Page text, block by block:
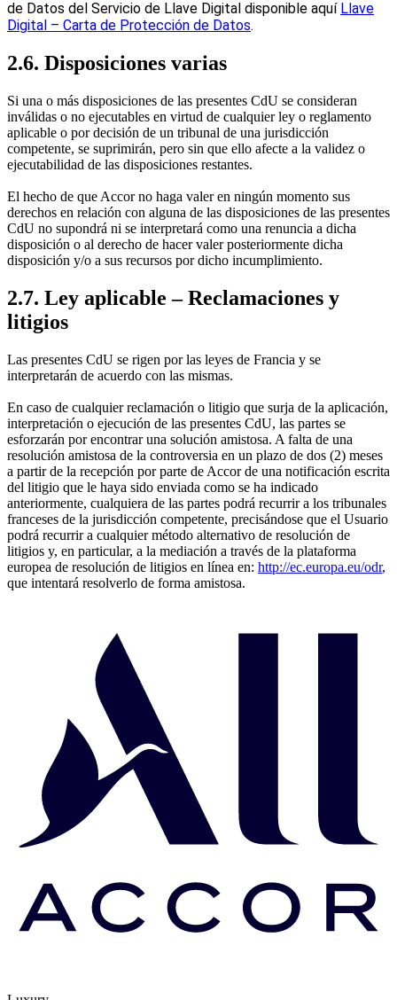
de Datos del Servicio de Llave Digital disponible aquí Llave
Digital – Carta de Protección de Datos.
2.6. Disposiciones varias
Si una o más disposiciones de las presentes CdU se consideran
inválidas o no ejecutables en virtud de cualquier ley o reglamento
aplicable o por decisión de un tribunal de una jurisdicción
competente, se suprimirán, pero sin que ello afecte a la validez o
ejecutabilidad de las disposiciones restantes.
El hecho de que Accor no haga valer en ningún momento sus
derechos en relación con alguna de las disposiciones de las presentes
CdU no supondrá ni se interpretará como una renuncia a dicha
disposición o al derecho de hacer valer posteriormente dicha
disposición y/o a sus recursos por dicho incumplimiento.
2.7. Ley aplicable – Reclamaciones y
litigios
Las presentes CdU se rigen por las leyes de Francia y se
interpretarán de acuerdo con las mismas.
En caso de cualquier reclamación o litigio que surja de la aplicación,
interpretación o ejecución de las presentes CdU, las partes se
esforzarán por encontrar una solución amistosa. A falta de una
resolución amistosa de la controversia en un plazo de dos (2) meses
a partir de la recepción por parte de Accor de una notificación escrita
del litigio que le haya sido enviada como se ha indicado
anteriormente, cualquiera de las partes podrá recurrir a los tribunales
franceses de la jurisdicción competente, precisándose que el Usuario
podrá recurrir a cualquier método alternativo de resolución de
litigios y, en particular, a la mediación a través de la plataforma
europea de resolución de litigios en línea en: http://ec.europa.eu/odr,
que intentará resolverlo de forma amistosa.